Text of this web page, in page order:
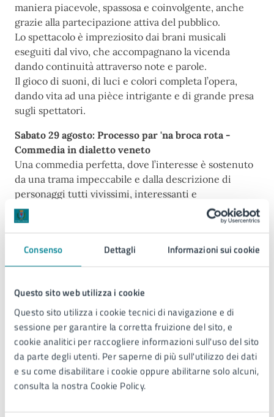
Consenso Dettagli Informazioni sui cookie
Questo sito web utilizza i cookie
Questo sito utilizza i cookie tecnici di navigazione e di
sessione per garantire la corretta fruizione del sito, e
cookie analitici per raccogliere informazioni sull'uso del sito
da parte degli utenti. Per saperne di più sull'utilizzo dei dati
e su come disabilitare i cookie oppure abilitarne solo alcuni,
consulta la nostra Cookie Policy.
maniera piacevole, spassosa e coinvolgente, anche
grazie alla partecipazione attiva del pubblico.
Lo spettacolo è impreziosito dai brani musicali
eseguiti dal vivo, che accompagnano la vicenda
dando continuità attraverso note e parole.
Il gioco di suoni, di luci e colori completa l’opera,
dando vita ad una pièce intrigante e di grande presa
sugli spettatori.
Sabato 29 agosto: Processo par 'na broca rota -
Commedia in dialetto veneto
Una commedia perfetta, dove l’interesse è sostenuto
da una trama impeccabile e dalla descrizione di
personaggi tutti vivissimi, interessanti e
intelligentemente comici.
Con un brio sottile e in un contesto popolare viene
trova nella paradossale situazione di indagare su un
crimine di cui egli stesso è il colpevole e rappresenta
una realtà obiettiva.
La brocca rotta deride quindi la fallacità della natura
umana e del sistema giuridico, con un sapiente gusto
per il grottesco e con una caratterizzazione dei
personaggi accurata e divertentissima.
Poiché la lingua italiana mal si presta a rendere
efficacemente il linguaggio dei contadini, la messa in